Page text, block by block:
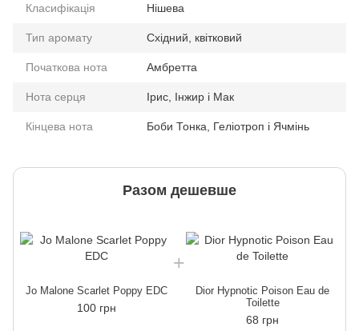
Класифікація Нішева
Тип аромату Східний, квітковий
Початкова нота Амбретта
Нота серця Ірис, Інжир і Мак
Кінцева нота Боби Тонка, Геліотроп і Ячмінь
Разом дешевше
Jo Malone Scarlet Poppy EDC
100 грн
Dior Hypnotic Poison Eau de
Toilette
68 грн